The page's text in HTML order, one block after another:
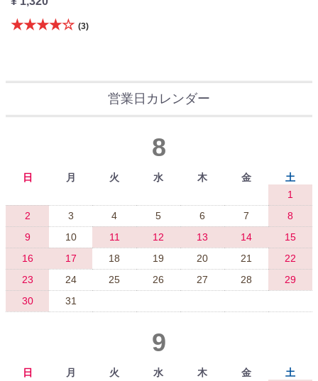
★★★★☆ (3)
営業日カレンダー
8
日 月 火 水 木 金
土
1
2
3 4 5 6 7
8
9
10 11 12 13 14
15
16
17 18 19 20 21
22
23
24 25 26 27 28
29
30
31
9
日 月 火 水 木 金
土